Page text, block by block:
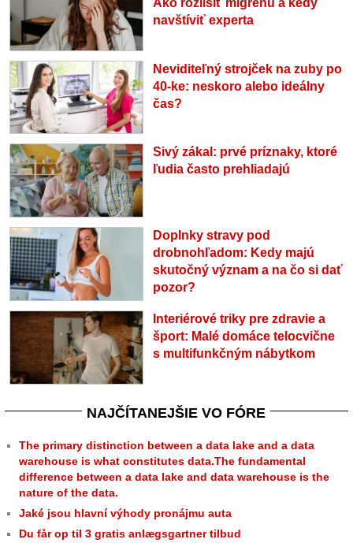
Ako rozlíšiť migrénu a kedy
navštíviť experta
Neviditeľný strojček na zuby po
40-ke: neskoro alebo ideálny
čas?
Sivý zákal: prvé príznaky, ktoré
ľudia často prehliadajú
Doplnky stravy pod
drobnohľadom: Kedy majú
skutočný význam a na čo si dať
pozor?
Interiérové triky pre zdravie a
šport: Malé domáce telocvične
s multifunkčným nábytkom
NAJČÍTANEJŠIE VO FÓRE
The primary distinction between a data lake and a data
warehouse is what constitutes data.The fundamental
difference between a data lake and data warehouse is the
nature of the data.
Jaké jsou hlavní výhody pronájmu auta
Du får op til 3 gratis anlægsgartner tilbud